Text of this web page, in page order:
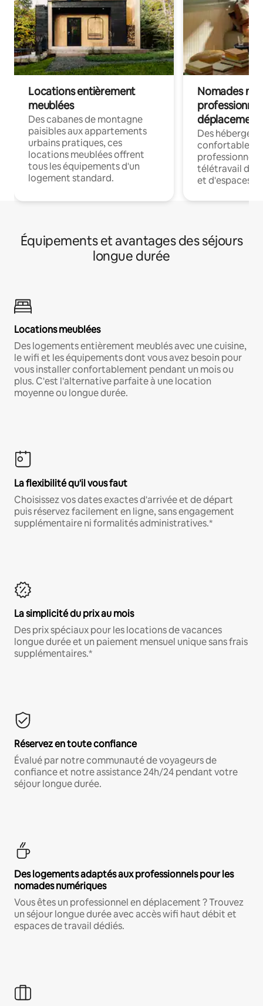
Locations entièrement
meublées
Des cabanes de montagne
paisibles aux appartements
urbains pratiques, ces
locations meublées offrent
tous les équipements d'un
logement standard.
Nomades
déplacement
Des
confortables
professionnels
télétravail
et d'espaces
Équipements et avantages des séjours
longue durée
Locations meublées
Des logements entièrement meublés avec une cuisine,
le wifi et les équipements dont vous avez besoin pour
vous installer confortablement pendant un mois ou
plus. C'est l'alternative parfaite à une location
moyenne ou longue durée.
La flexibilité qu'il vous faut
Choisissez vos dates exactes d'arrivée et de départ
puis réservez facilement en ligne, sans engagement
supplémentaire ni formalités administratives.*
La simplicité du prix au mois
Des prix spéciaux pour les locations de vacances
longue durée et un paiement mensuel unique sans frais
supplémentaires.*
Réservez en toute confiance
Évalué par notre communauté de voyageurs de
confiance et notre assistance 24h/24 pendant votre
séjour longue durée.
Des logements adaptés aux professionnels pour les
nomades numériques
Vous êtes un professionnel en déplacement ? Trouvez
un séjour longue durée avec accès wifi haut débit et
espaces de travail dédiés.